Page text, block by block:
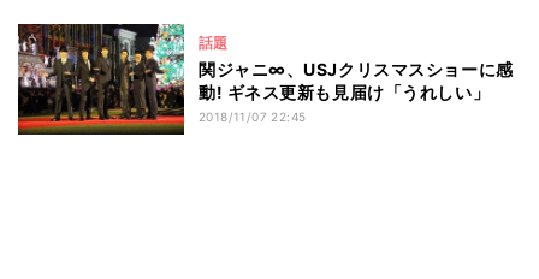
話題
関ジャニ∞、USJクリスマスショーに感
動! ギネス更新も見届け「うれしい」
2018/11/07 22:45